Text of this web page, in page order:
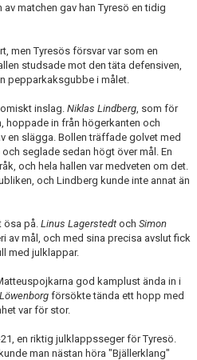
matchen gav han Tyresö en tidig
men Tyresös försvar var som en
studsade mot den täta defensiven,
pepparkaksgubbe i målet.
inslag. Niklas Lindberg , som för
hoppade in från högerkanten och
en slägga. Bollen träffade golvet med
seglade sedan högt över mål. En
och hela hallen var medveten om det.
och Lindberg kunde inte annat än
på. Linus Lagerstedt och Simon
av mål, och med sina precisa avslut fick
med julklappar.
god kamplust ända in i
försökte tända ett hopp med
var för stor.
en riktig julklappsseger för Tyresö.
man nästan höra "Bjällerklang"